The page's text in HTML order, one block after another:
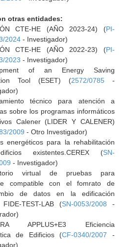
otras entidades:
CTE-HE (AÑO 2023-24) (PI-
2024- Investigador)
CTE-HE (AÑO 2022-23) (PI-
2023 - Investigador)
of an Energy Saving
Tool (ESET) (2572/0785-
técnico para atención a
sobre los programas informáticos
Calener (LIDER Y CALENER)
2009 - Otro Investigador)
energéticos para la rehabilitación
existentes.CEREX (SN-
- Investigador)
virtual de pruebas para
compatible con el fomrato de
de datos en la edificación
FIDE-TEST-LAB (SN-0053/2008 -
APPLUS+E3 Eficiencia
de Edificios (CF-0340/2007 -